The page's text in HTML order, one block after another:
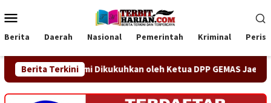
ke
kontenMobile
Berita Daerah Nasional Pemerintah Kriminal
Berita Terkini
Jaya Resmi Dikukuhkan oleh Ketua DPP GEMAS Jaenudin Alen